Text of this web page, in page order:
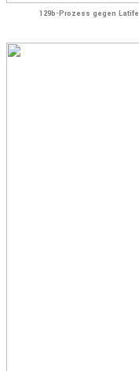
129b-Prozess gegen Latife